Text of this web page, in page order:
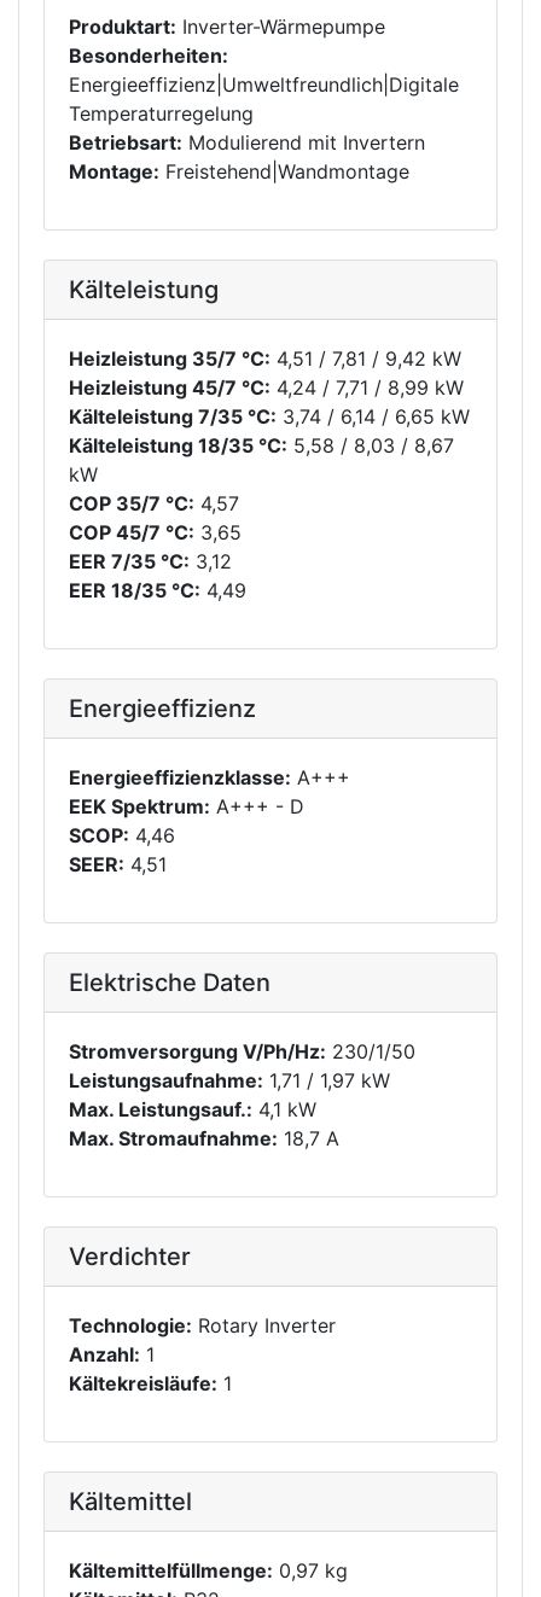
Produktart: Inverter-Wärmepumpe
Besonderheiten:
Energieeffizienz|Umweltfreundlich|Digitale
Temperaturregelung
Betriebsart: Modulierend mit Invertern
Montage: Freistehend|Wandmontage
Kälteleistung
Heizleistung 35/7 °C: 4,51 / 7,81 / 9,42 kW
Heizleistung 45/7 °C: 4,24 / 7,71 / 8,99 kW
Kälteleistung 7/35 °C: 3,74 / 6,14 / 6,65 kW
Kälteleistung 18/35 °C: 5,58 / 8,03 / 8,67
kW
COP 35/7 °C: 4,57
COP 45/7 °C: 3,65
EER 7/35 °C: 3,12
EER 18/35 °C: 4,49
Energieeffizienz
Energieeffizienzklasse: A+++
EEK Spektrum: A+++ - D
SCOP: 4,46
SEER: 4,51
Elektrische Daten
Stromversorgung V/Ph/Hz: 230/1/50
Leistungsaufnahme: 1,71 / 1,97 kW
Max. Leistungsauf.: 4,1 kW
Max. Stromaufnahme: 18,7 A
Verdichter
Technologie: Rotary Inverter
Anzahl: 1
Kältekreisläufe: 1
Kältemittel
Kältemittelfüllmenge: 0,97 kg